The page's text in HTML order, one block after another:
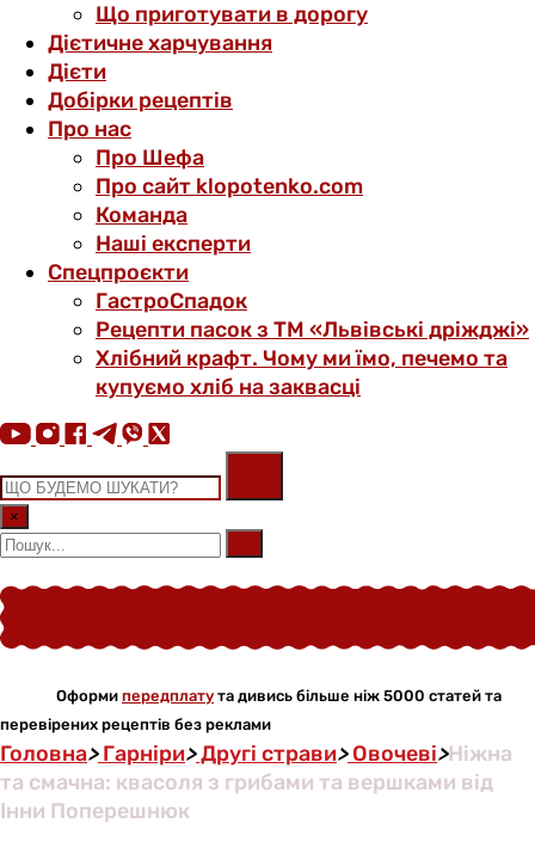
Що приготувати в дорогу
Дієтичне харчування
Дієти
Добірки рецептів
Про нас
Про Шефа
Про сайт klopotenko.com
Команда
Наші експерти
Спецпроєкти
ГастроСпадок
Рецепти пасок з ТМ «Львівські дріжджі»
Хлібний крафт. Чому ми їмо, печемо та
купуємо хліб на заквасці
×
Оформи передплату та дивись більше ніж 5000 статей та
перевірених рецептів без реклами
Головна>Гарніри>Другі страви>Овочеві>Ніжна
та смачна: квасоля з грибами та вершками від
Інни Поперешнюк